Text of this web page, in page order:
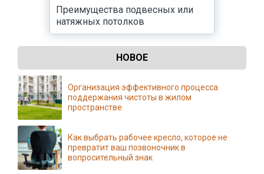
Преимущества подвесных или
натяжных потолков
НОВОЕ
Организация эффективного процесса
поддержания чистоты в жилом
пространстве
Как выбрать рабочее кресло, которое не
превратит ваш позвоночник в
вопросительный знак